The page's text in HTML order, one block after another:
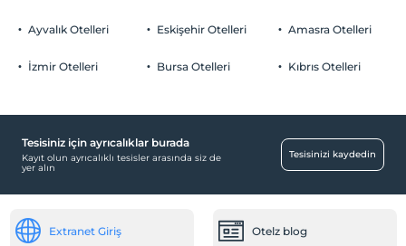
Aile odaları
Ulaşım
2 yaşına kadar olan bebekler ücretsizdir.
Ayvalık Otelleri
İzmir Otelleri
Eskişehir Otelleri
Bursa Otelleri
Amasra Otelleri
Kıbrıs Otelleri
Tesisiniz için ayrıcalıklar burada
Kayıt olun ayrıcalıklı tesisler arasında siz de
yer alın
Tesisinizi kaydedin
Extranet Giriş Otelz blog